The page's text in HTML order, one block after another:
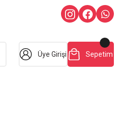
Üye Girişi Sepetim